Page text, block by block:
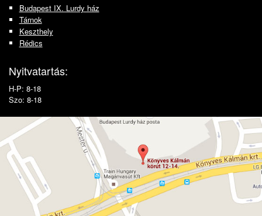
Budapest IX. Lurdy ház
Tárnok
Keszthely
Rédics
Nyitvatartás:
H-P: 8-18
Szo: 8-18